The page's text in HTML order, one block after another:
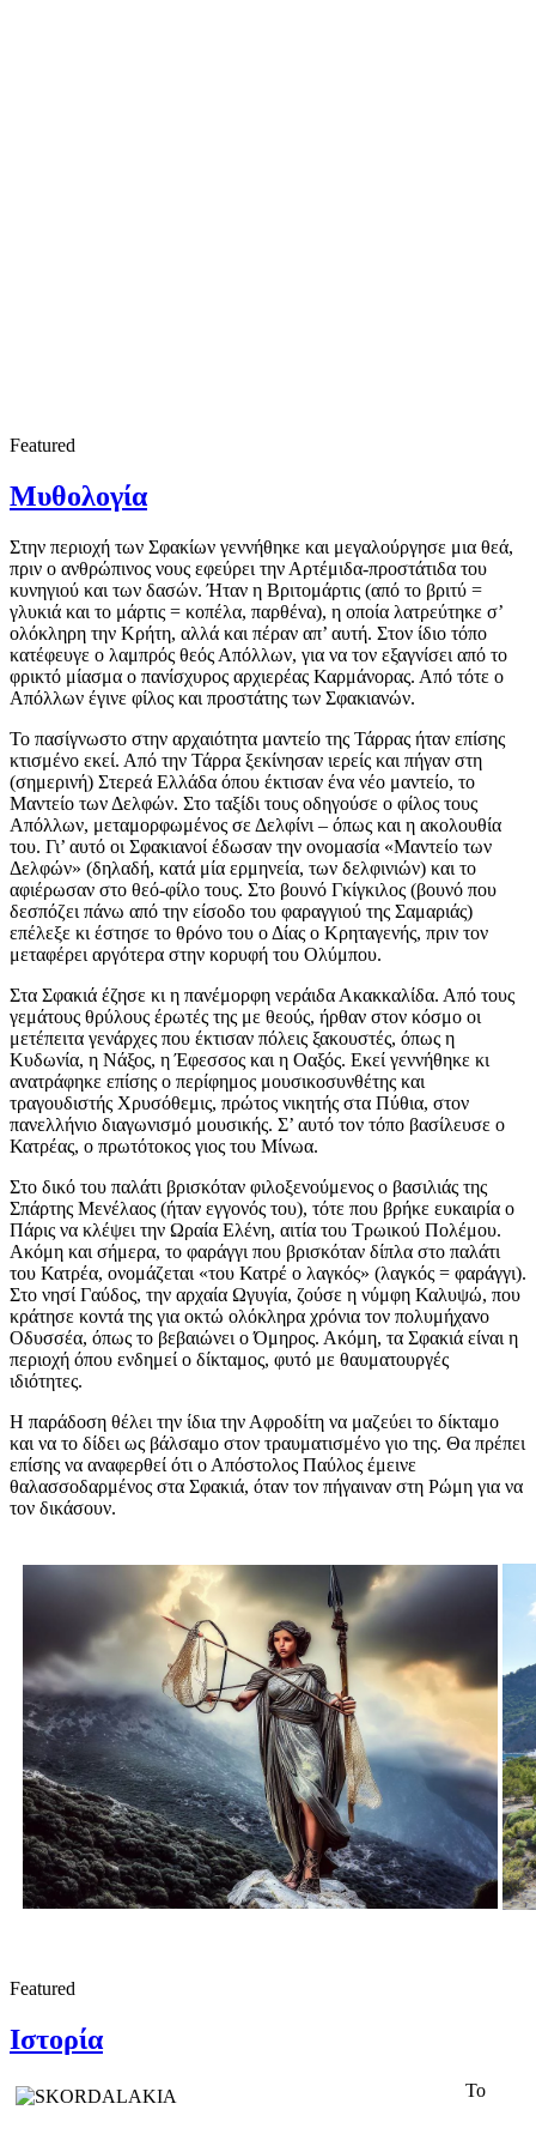
Featured
Μυθολογία
Στην περιοχή των Σφακίων γεννήθηκε και μεγαλούργησε μια θεά,
πριν ο ανθρώπινος νους εφεύρει την Αρτέμιδα-προστάτιδα του
κυνηγιού και των δασών. Ήταν η Βριτομάρτις (από το βριτύ =
γλυκιά και το μάρτις = κοπέλα, παρθένα), η οποία λατρεύτηκε σ’
ολόκληρη την Κρήτη, αλλά και πέραν απ’ αυτή. Στον ίδιο τόπο
κατέφευγε ο λαμπρός θεός Απόλλων, για να τον εξαγνίσει από το
φρικτό μίασμα ο πανίσχυρος αρχιερέας Καρμάνορας. Από τότε ο
Απόλλων έγινε φίλος και προστάτης των Σφακιανών.
Το πασίγνωστο στην αρχαιότητα μαντείο της Τάρρας ήταν επίσης
κτισμένο εκεί. Από την Τάρρα ξεκίνησαν ιερείς και πήγαν στη
(σημερινή) Στερεά Ελλάδα όπου έκτισαν ένα νέο μαντείο, το
Μαντείο των Δελφών. Στο ταξίδι τους οδηγούσε ο φίλος τους
Απόλλων, μεταμορφωμένος σε Δελφίνι – όπως και η ακολουθία
του. Γι’ αυτό οι Σφακιανοί έδωσαν την ονομασία «Μαντείο των
Δελφών» (δηλαδή, κατά μία ερμηνεία, των δελφινιών) και το
αφιέρωσαν στο θεό-φίλο τους. Στο βουνό Γκίγκιλος (βουνό που
δεσπόζει πάνω από την είσοδο του φαραγγιού της Σαμαριάς)
επέλεξε κι έστησε το θρόνο του ο Δίας ο Κρηταγενής, πριν τον
μεταφέρει αργότερα στην κορυφή του Ολύμπου.
Στα Σφακιά έζησε κι η πανέμορφη νεράιδα Ακακκαλίδα. Από τους
γεμάτους θρύλους έρωτές της με θεούς, ήρθαν στον κόσμο οι
μετέπειτα γενάρχες που έκτισαν πόλεις ξακουστές, όπως η
Κυδωνία, η Νάξος, η Έφεσσος και η Οαξός. Εκεί γεννήθηκε κι
ανατράφηκε επίσης ο περίφημος μουσικοσυνθέτης και
τραγουδιστής Χρυσόθεμις, πρώτος νικητής στα Πύθια, στον
πανελλήνιο διαγωνισμό μουσικής. Σ’ αυτό τον τόπο βασίλευσε ο
Κατρέας, ο πρωτότοκος γιος του Μίνωα.
Στο δικό του παλάτι βρισκόταν φιλοξενούμενος ο βασιλιάς της
Σπάρτης Μενέλαος (ήταν εγγονός του), τότε που βρήκε ευκαιρία ο
Πάρις να κλέψει την Ωραία Ελένη, αιτία του Τρωικού Πολέμου.
Ακόμη και σήμερα, το φαράγγι που βρισκόταν δίπλα στο παλάτι
του Κατρέα, ονομάζεται «του Κατρέ ο λαγκός» (λαγκός = φαράγγι).
Στο νησί Γαύδος, την αρχαία Ωγυγία, ζούσε η νύμφη Καλυψώ, που
κράτησε κοντά της για οκτώ ολόκληρα χρόνια τον πολυμήχανο
Οδυσσέα, όπως το βεβαιώνει ο Όμηρος. Ακόμη, τα Σφακιά είναι η
περιοχή όπου ενδημεί ο δίκταμος, φυτό με θαυματουργές
ιδιότητες.
Η παράδοση θέλει την ίδια την Αφροδίτη να μαζεύει το δίκταμο
και να το δίδει ως βάλσαμο στον τραυματισμένο γιο της. Θα πρέπει
επίσης να αναφερθεί ότι ο Απόστολος Παύλος έμεινε
θαλασσοδαρμένος στα Σφακιά, όταν τον πήγαιναν στη Ρώμη για να
τον δικάσουν.
Featured
Ιστορία
Το